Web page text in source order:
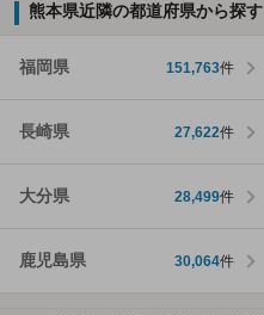
熊本県近隣の都道府県から探す
福岡県 151,763件
長崎県 27,622件
大分県 28,499件
鹿児島県 30,064件